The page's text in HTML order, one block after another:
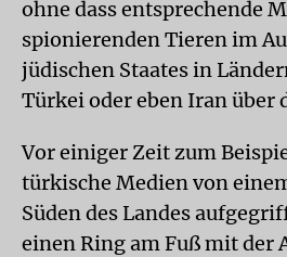
ohne dass entsprechende
spionierenden Tieren im
jüdischen Staates in
Türkei oder eben Iran über
Vor einiger Zeit zum
türkische Medien von
Süden des Landes
einen Ring am Fuß mit der